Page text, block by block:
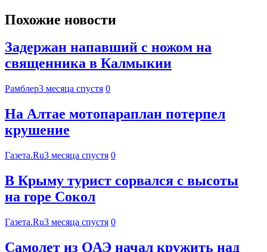
Похожие новости
Задержан напавший с ножом на
священника в Калмыкии
Рамблер3 месяца спустя 0
На Алтае мотопараплан потерпел
крушение
Газета.Ru3 месяца спустя 0
В Крыму турист сорвался с высоты
на горе Сокол
Газета.Ru3 месяца спустя 0
Самолет из ОАЭ начал кружить над